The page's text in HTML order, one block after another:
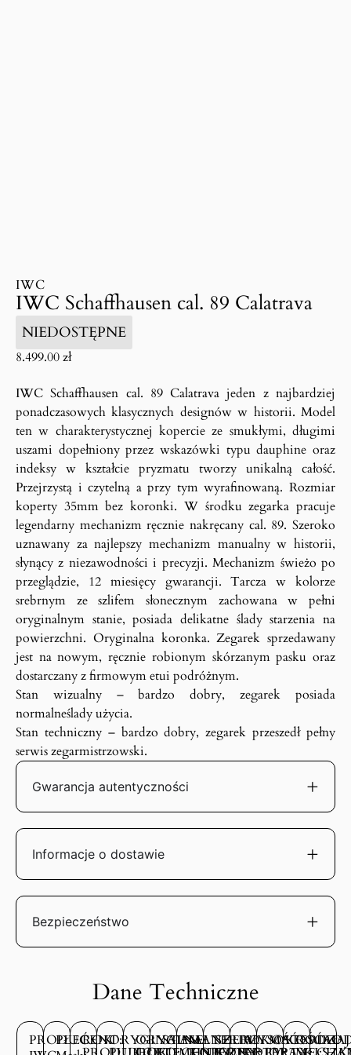
IWC
IWC Schaffhausen cal. 89 Calatrava
NIEDOSTĘPNE
8.499.00zł
IWC Schaffhausen cal. 89 Calatrava jeden z najbardziej
ponadczasowych klasycznych designów w historii. Model
ten w charakterystycznej kopercie ze smukłymi, długimi
uszami dopełniony przez wskazówki typu dauphine oraz
indeksy w kształcie pryzmatu tworzy unikalną całość.
Przejrzystą i czytelną a przy tym wyrafinowaną. Rozmiar
koperty 35mm bez koronki. W środku zegarka pracuje
legendarny mechanizm ręcznie nakręcany cal. 89. Szeroko
uznawany za najlepszy mechanizm manualny w historii,
słynący z niezawodności i precyzji. Mechanizm świeżo po
przeglądzie, 12 miesięcy gwarancji. Tarcza w kolorze
srebrnym ze szlifem słonecznym zachowana w pełni
oryginalnym stanie, posiada delikatne ślady starzenia na
powierzchni. Oryginalna koronka. Zegarek sprzedawany
jest na nowym, ręcznie robionym skórzanym pasku oraz
dostarczany z firmowym etui podróżnym.
Stan wizualny – bardzo dobry, zegarek posiada
normalneślady użycia.
Stan techniczny – bardzo dobry, zegarek przeszedł pełny
serwis zegarmistrzowski.
Gwarancja autentyczności
Informacje o dostawie
Bezpieczeństwo
Dane Techniczne
PRODUCENT:
PŁEĆ:ROKORYGINALNE
ORYGINALNE
STANMATERIAŁ
SZEROKOŚĆ
WYSOKOŚĆ
MATERIAŁ
RODZAJ